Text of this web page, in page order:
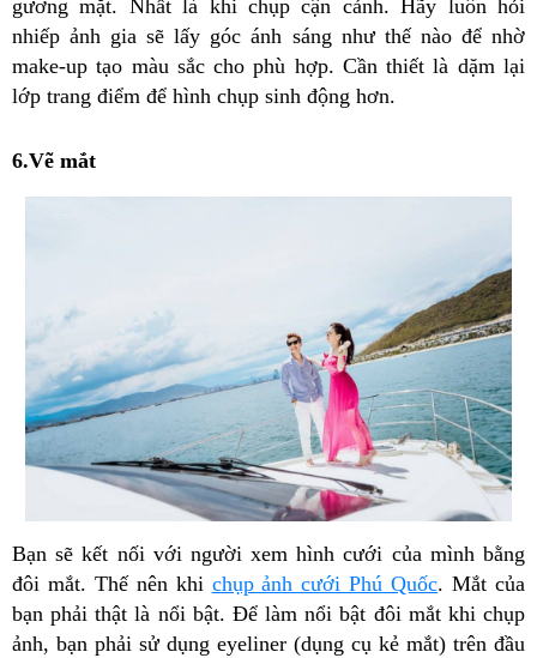
gương mặt. Nhất là khi chụp cận cảnh. Hãy luôn hỏi
nhiếp ảnh gia sẽ lấy góc ánh sáng như thế nào để nhờ
make-up tạo màu sắc cho phù hợp. Cần thiết là dặm lại
lớp trang điểm để hình chụp sinh động hơn.
6.Vẽ mắt
Bạn sẽ kết nối với người xem hình cưới của mình bằng
đôi mắt. Thế nên khi chụp ảnh cưới Phú Quốc. Mắt của
bạn phải thật là nổi bật. Để làm nổi bật đôi mắt khi chụp
ảnh, bạn phải sử dụng eyeliner (dụng cụ kẻ mắt) trên đầu